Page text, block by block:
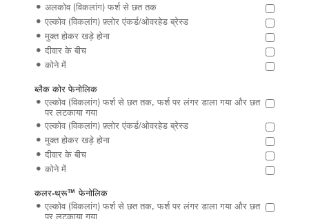
अलकोव (विकलांग) फर्श से छत तक
एल्कोव (विकलांग) फ़्लोर एंकर्ड/ओवरहेड ब्रेस्ड
मुक्त होकर खड़े होना
दीवार के बीच
कोने में
ब्लैक कोर फेनोलिक
एल्कोव (विकलांग) फर्श से छत तक, फर्श पर लंगर डाला गया और छत
पर लटकाया गया
एल्कोव (विकलांग) फ़्लोर एंकर्ड/ओवरहेड ब्रेस्ड
मुक्त होकर खड़े होना
दीवार के बीच
कोने में
कलर-थ्रू™ फेनोलिक
एल्कोव (विकलांग) फर्श से छत तक, फर्श पर लंगर डाला गया और छत
पर लटकाया गया